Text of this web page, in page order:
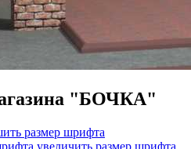
"БОЧКА"
размер шрифта
увеличить размер шрифта